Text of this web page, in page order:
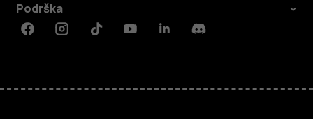
Podrška
FacebookInstagramTiktokYoutubeLinkedinDiscord